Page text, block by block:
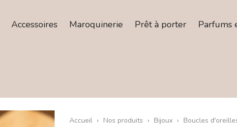
Accessoires Maroquinerie Prêt à porter Parfums
Accueil Nos produits Bijoux Boucles